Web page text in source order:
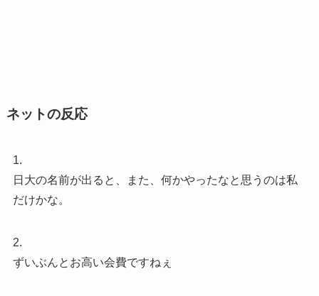
ネットの反応
1.
日大の名前が出ると、また、何かやったなと思うのは私
だけかな。
2.
ずいぶんとお高い会費ですねぇ